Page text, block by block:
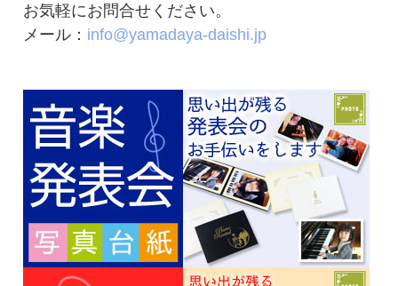
お気軽にお問合せください。
メール： info@yamadaya-daishi.jp